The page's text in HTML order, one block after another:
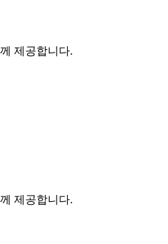
제공합니다.
제공합니다.